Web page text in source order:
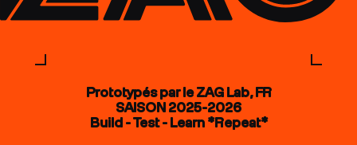
Prototypés par le ZAG Lab, FR
SAISON 2025-2026
Build - Test - Learn *Repeat*